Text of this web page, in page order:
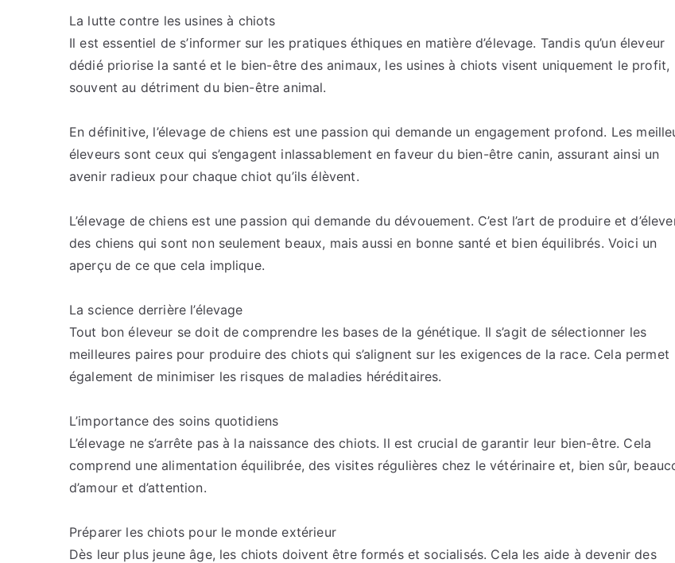
La lutte contre les usines à chiots
Il est essentiel de s’informer sur les pratiques éthiques en matière d’élevage. Tandis qu’un éleveur
dédié priorise la santé et le bien-être des animaux, les usines à chiots visent uniquement le profit,
souvent au détriment du bien-être animal.
En définitive, l’élevage de chiens est une passion qui demande un engagement profond. Les
éleveurs sont ceux qui s’engagent inlassablement en faveur du bien-être canin, assurant ainsi un
avenir radieux pour chaque chiot qu’ils élèvent.
L’élevage de chiens est une passion qui demande du dévouement. C’est l’art de produire et
des chiens qui sont non seulement beaux, mais aussi en bonne santé et bien équilibrés. Voici un
aperçu de ce que cela implique.
La science derrière l’élevage
Tout bon éleveur se doit de comprendre les bases de la génétique. Il s’agit de sélectionner les
meilleures paires pour produire des chiots qui s’alignent sur les exigences de la race. Cela permet
également de minimiser les risques de maladies héréditaires.
L’importance des soins quotidiens
L’élevage ne s’arrête pas à la naissance des chiots. Il est crucial de garantir leur bien-être. Cela
comprend une alimentation équilibrée, des visites régulières chez le vétérinaire et, bien sûr,
d’amour et d’attention.
Préparer les chiots pour le monde extérieur
Dès leur plus jeune âge, les chiots doivent être formés et socialisés. Cela les aide à devenir des